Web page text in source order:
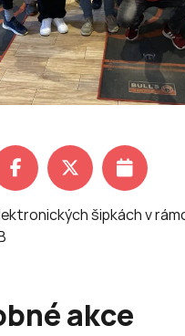
šipkách v
akce